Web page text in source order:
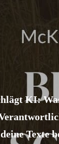
KI:
Texte